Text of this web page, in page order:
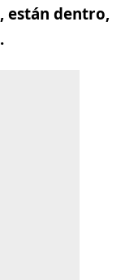
están dentro,